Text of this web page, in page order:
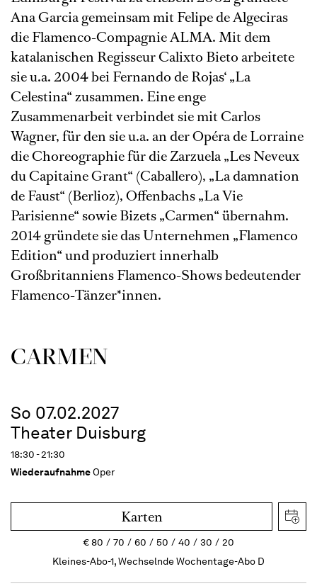
Ana Garcia gemeinsam mit Felipe de Algeciras
die Flamenco-Compagnie ALMA. Mit dem
katalanischen Regisseur Calixto Bieto arbeitete
sie u.a. 2004 bei Fernando de Rojas‘ „La
Celestina“ zusammen. Eine enge
Zusammenarbeit verbindet sie mit Carlos
Wagner, für den sie u.a. an der Opéra de Lorraine
die Choreographie für die Zarzuela „Les Neveux
du Capitaine Grant“ (Caballero), „La damnation
de Faust“ (Berlioz), Offenbachs „La Vie
Parisienne“ sowie Bizets „Carmen“ übernahm.
2014 gründete sie das Unternehmen „Flamenco
Edition“ und produziert innerhalb
Großbritanniens Flamenco-Shows bedeutender
Flamenco-Tänzer*innen.
CARMEN
So 07.02.2027
Theater Duisburg
18:30 - 21:30
WiederaufnahmeOper
Karten
€80 70 60 50 40 30
20
Kleines-Abo-1, Wechselnde Wochentage-Abo D